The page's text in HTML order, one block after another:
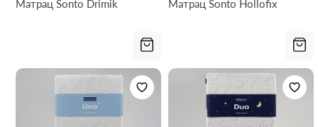
Матрац Sonto Drimik Матрац Sonto Hollofix